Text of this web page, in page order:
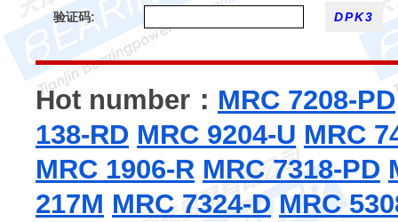
验证码:
Hot number： MRC 7208-PD
138-RD MRC 9204-U MRC
MRC 1906-R MRC 7318-PD
217M MRC 7324-D MRC